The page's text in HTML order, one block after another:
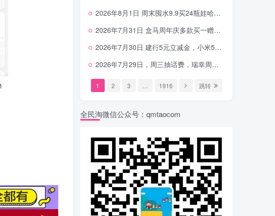
2026年8月1日 周末囤水9.9买24瓶娃哈哈，建行100元京东券，移动5元话费，麦当劳甜筒，交行立减金等
2026年7月31日 盒马周年庆多款买一赠一，饿了么拆红包，建行30立减金，农行领10元刷卡金等
2026年7月30日 建行5元立减金，小米5元，抢2500份爷爷不泡茶，闪购20-20，3元吃瑞幸咖啡等
2026年7月29日，周三抽话费，瑞幸周三免单，4.9元瑞幸咖啡，蜜雪兑换券，工行5元立减金等
1 2 3 1916 跳转
全民淘微信公众号：qmtaocom